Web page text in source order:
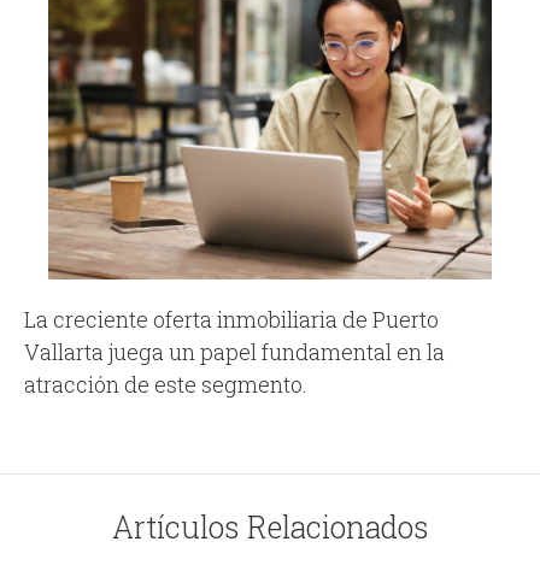
La creciente oferta inmobiliaria de Puerto
Vallarta juega un papel fundamental en la
atracción de este segmento.
Artículos Relacionados